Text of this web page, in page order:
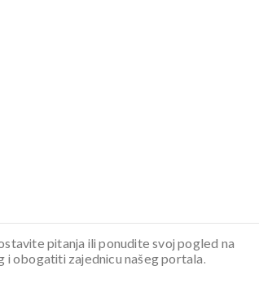
pitanja ili ponudite svoj pogled na
i obogatiti zajednicu našeg portala.